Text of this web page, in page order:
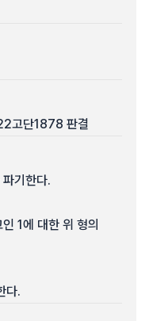
고단1878 판결
기한다.
1에 대한 위 형의
다.